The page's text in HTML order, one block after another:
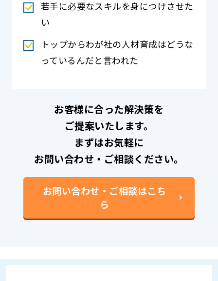
若手に必要なスキルを身につけさせた
い
トップからわが社の人材育成はどうな
っているんだと言われた
お客様に合った解決策を
ご提案いたします。
まずはお気軽に
お問い合わせ・ご相談ください。
お問い合わせ・ご相談はこち
ら